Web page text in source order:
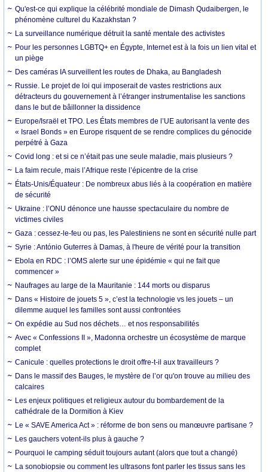
Qu'est-ce qui explique la célébrité mondiale de Dimash Qudaibergen, le
phénomène culturel du Kazakhstan ?
La surveillance numérique détruit la santé mentale des activistes
Pour les personnes LGBTQ+ en Égypte, Internet est à la fois un lien vital et
un piège
Des caméras IA surveillent les routes de Dhaka, au Bangladesh
Russie. Le projet de loi qui imposerait de vastes restrictions aux
détracteurs du gouvernement à l’étranger instrumentalise les sanctions
dans le but de bâillonner la dissidence
Europe/Israël et TPO. Les États membres de l’UE autorisant la vente des
« Israel Bonds » en Europe risquent de se rendre complices du génocide
perpétré à Gaza
Covid long : et si ce n’était pas une seule maladie, mais plusieurs ?
La faim recule, mais l’Afrique reste l’épicentre de la crise
États-Unis/Équateur : De nombreux abus liés à la coopération en matière
de sécurité
Ukraine : l’ONU dénonce une hausse spectaculaire du nombre de
victimes civiles
Gaza : cessez-le-feu ou pas, les Palestiniens ne sont en sécurité nulle part
Syrie : António Guterres à Damas, à l'heure de vérité pour la transition
Ebola en RDC : l’OMS alerte sur une épidémie « qui ne fait que
commencer »
Naufrages au large de la Mauritanie : 144 morts ou disparus
Dans « Histoire de jouets 5 », c’est la technologie vs les jouets – un
dilemme auquel les familles sont aussi confrontées
On expédie au Sud nos déchets… et nos responsabilités
Avec « Confessions II », Madonna orchestre un écosystème de marque
complet
Canicule : quelles protections le droit offre-t-il aux travailleurs ?
Dans le massif des Bauges, le mystère de l’or qu'on trouve au milieu des
calcaires
Les enjeux politiques et religieux autour du bombardement de la
cathédrale de la Dormition à Kiev
Le « SAVE America Act » : réforme de bon sens ou manœuvre partisane ?
Les gauchers votent-ils plus à gauche ?
Pourquoi le camping séduit toujours autant (alors que tout a changé)
La sonobiopsie ou comment les ultrasons font parler les tissus sans les